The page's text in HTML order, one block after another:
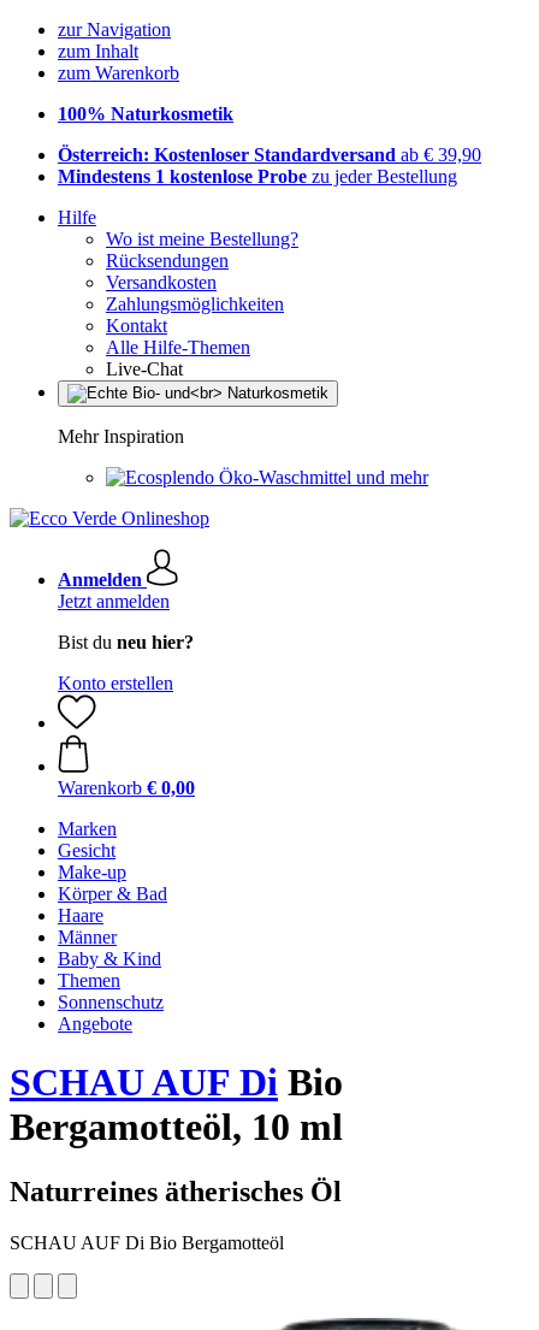
zur Navigation
zum Inhalt
zum Warenkorb
100% Naturkosmetik
Österreich: Kostenloser Standardversand ab € 39,90
Mindestens 1 kostenlose Probe zu jeder Bestellung
Hilfe
Wo ist meine Bestellung?
Rücksendungen
Versandkosten
Zahlungsmöglichkeiten
Kontakt
Alle Hilfe-Themen
Live-Chat
Mehr Inspiration
Öko-Waschmittel und mehr
Anmelden
Jetzt anmelden
Bist du neu hier?
Konto erstellen
Warenkorb € 0,00
Marken
Gesicht
Make-up
Körper & Bad
Haare
Männer
Baby & Kind
Themen
Sonnenschutz
Angebote
SCHAU AUF Di Bio
Bergamotteöl, 10 ml
Naturreines ätherisches Öl
SCHAU AUF Di Bio Bergamotteöl